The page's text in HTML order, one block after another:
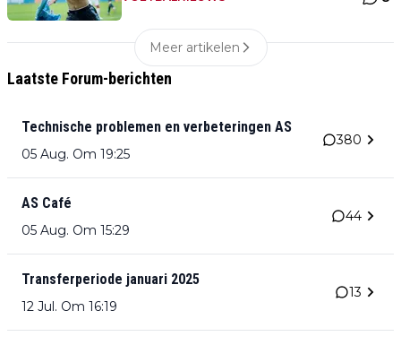
Meer artikelen
Laatste Forum-berichten
Technische problemen en verbeteringen AS
05 Aug. Om 19:25
380
AS Café
05 Aug. Om 15:29
44
Transferperiode januari 2025
12 Jul. Om 16:19
13